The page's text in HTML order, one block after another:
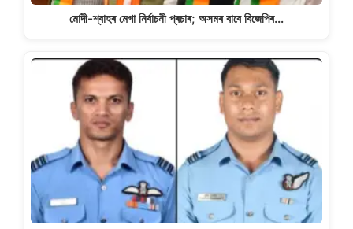
মোদী-শ্বাহৰ মেগা নিৰ্বাচনী প্ৰচাৰ; অসমৰ বাবে বিজেপিৰ…